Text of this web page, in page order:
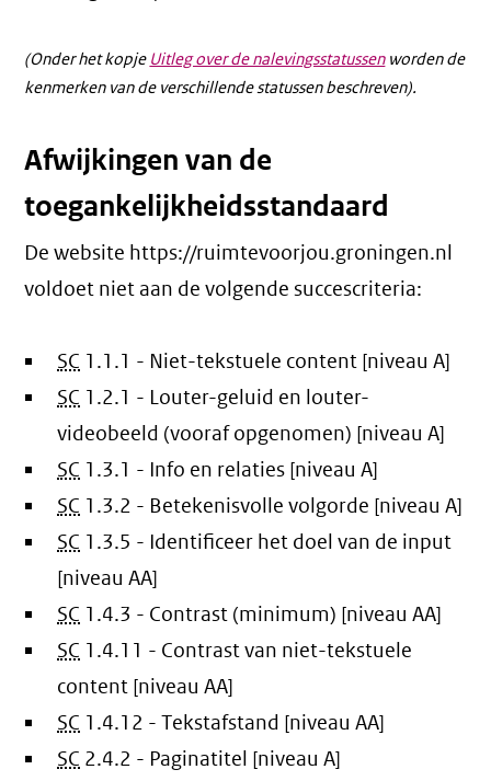
(Onder het kopje Uitleg over de nalevingsstatussenworden de
kenmerken van de verschillende statussen beschreven).
Afwijkingen van de
toegankelijkheidsstandaard
De website https://ruimtevoorjou.groningen.nl
voldoet niet aan de volgende succescriteria:
SC 1.1.1 - Niet-tekstuele content [niveau A]
SC 1.2.1 - Louter-geluid en louter-
videobeeld (vooraf opgenomen) [niveau A]
SC 1.3.1 - Info en relaties [niveau A]
SC 1.3.2 - Betekenisvolle volgorde [niveau A]
SC 1.3.5 - Identificeer het doel van de input
[niveau AA]
SC 1.4.3 - Contrast (minimum) [niveau AA]
SC 1.4.11 - Contrast van niet-tekstuele
content [niveau AA]
SC 1.4.12 - Tekstafstand [niveau AA]
SC 2.4.2 - Paginatitel [niveau A]